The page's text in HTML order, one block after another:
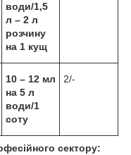
води/1,5
л – 2 л
розчину
на 1 кущ
10 – 12 мл
на 5 л
води/1
соту
2/-
сектору: